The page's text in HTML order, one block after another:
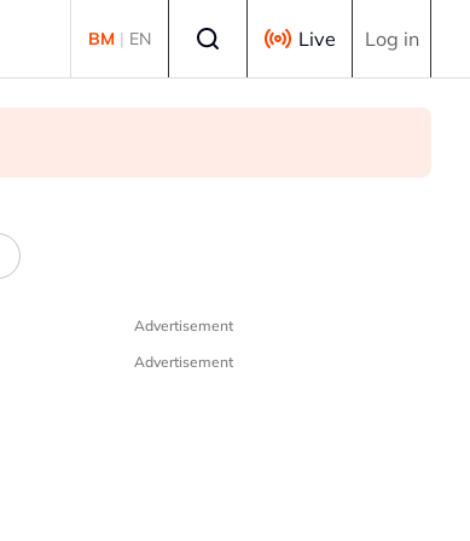
BM | EN Live Log in
Advertisement
Advertisement